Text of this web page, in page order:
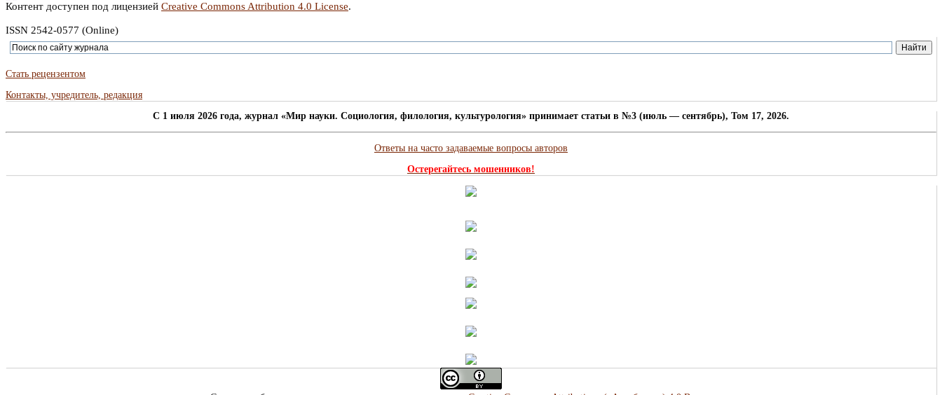
Контент доступен под лицензией Creative Commons Attribution 4.0 License.
ISSN 2542-0577 (Online)
Стать рецензентом
Контакты, учредитель, редакция
C 1 июля 2026 года, журнал «Мир науки. Социология, филология, культурология» принимает статьи в №3 (июль — сентябрь), Том 17, 2026.
Ответы на часто задаваемые вопросы авторов
Остерегайтесь мошенников!